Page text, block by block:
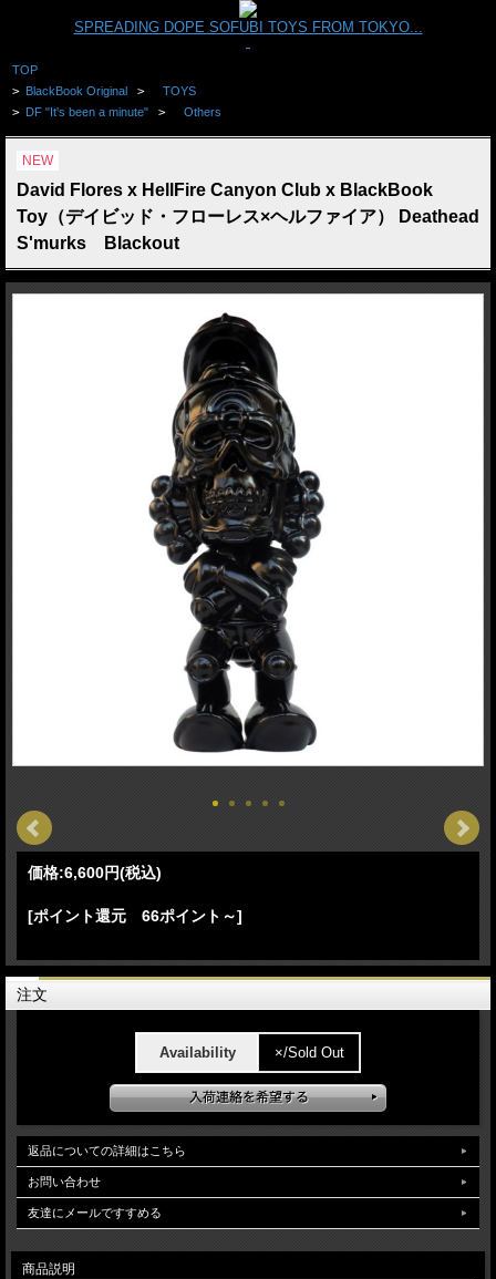
SPREADING DOPE SOFUBI TOYS FROM TOKYO...
TOP
> BlackBook Original > TOYS
> DF "It's been a minute" > Others
NEW
David Flores x HellFire Canyon Club x BlackBook
Toy（デイビッド・フローレス×ヘルファイア） Deathead
S'murks Blackout
価格:6,600円(税込)
[ポイント還元 66ポイント～]
注文
Availability ×/Sold Out
返品についての詳細はこちら
お問い合わせ
友達にメールですすめる
商品説明